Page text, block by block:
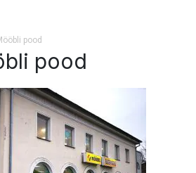
pood
pood